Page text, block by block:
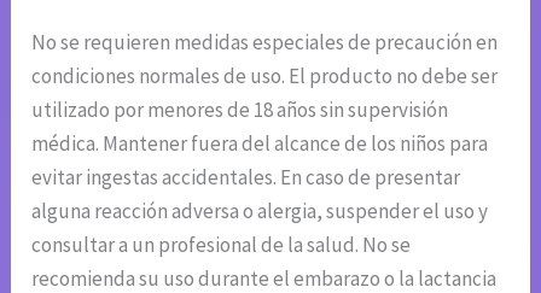
No se requieren medidas especiales de precaución en
condiciones normales de uso. El producto no debe ser
utilizado por menores de 18 años sin supervisión
médica. Mantener fuera del alcance de los niños para
evitar ingestas accidentales. En caso de presentar
alguna reacción adversa o alergia, suspender el uso y
consultar a un profesional de la salud. No se
recomienda su uso durante el embarazo o la lactancia